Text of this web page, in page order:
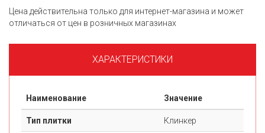
Цена действительна только для интернет-магазина и может
отличаться от цен в розничных магазинах
ХАРАКТЕРИСТИКИ
Наименование Значение
Тип плитки Клинкер